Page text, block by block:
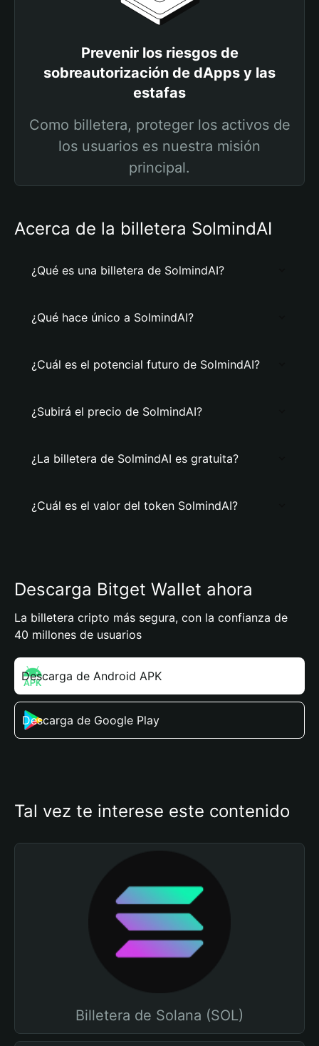
Prevenir los riesgos de
sobreautorización de dApps y las
estafas
Como billetera, proteger los activos de
los usuarios es nuestra misión
principal.
Acerca de la billetera SolmindAI
¿Qué es una billetera de SolmindAI?
¿Qué hace único a SolmindAI?
¿Cuál es el potencial futuro de SolmindAI?
¿Subirá el precio de SolmindAI?
¿La billetera de SolmindAI es gratuita?
¿Cuál es el valor del token SolmindAI?
Descarga Bitget Wallet ahora
La billetera cripto más segura, con la confianza de
40 millones de usuarios
Descarga de Android APK
Descarga de Google Play
Tal vez te interese este contenido
Billetera de Solana (SOL)